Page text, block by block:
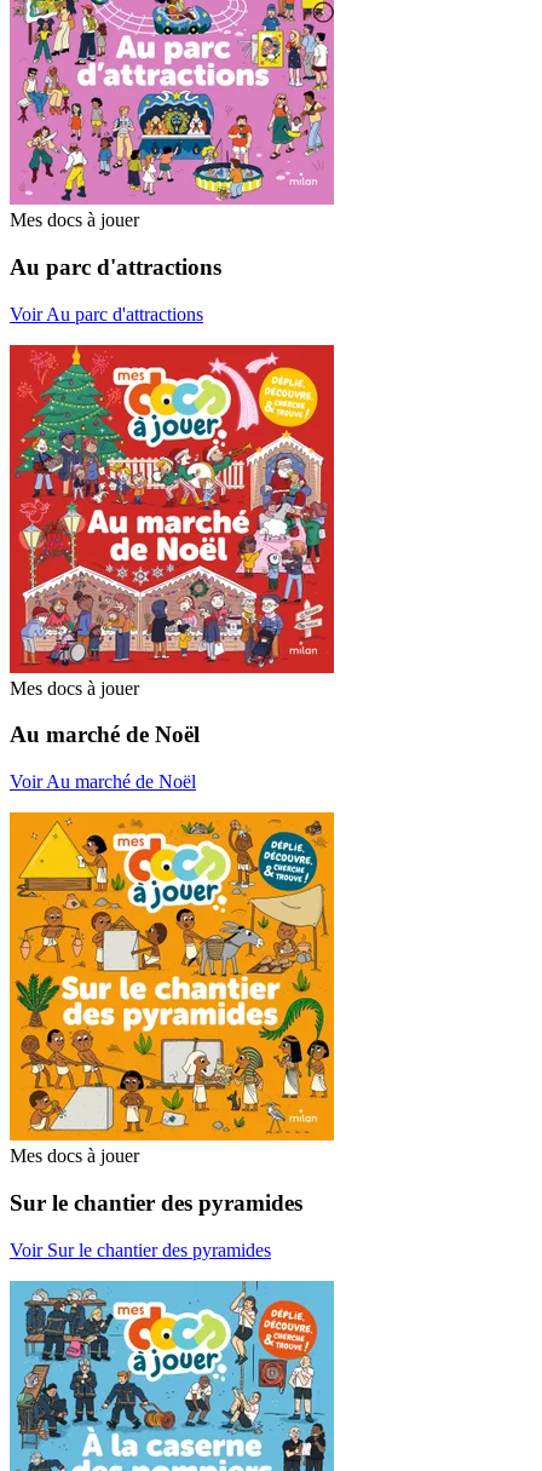
Mes docs à jouer
Au parc d'attractions
Voir Au parc d'attractions
Mes docs à jouer
Au marché de Noël
Voir Au marché de Noël
Mes docs à jouer
Sur le chantier des pyramides
Voir Sur le chantier des pyramides